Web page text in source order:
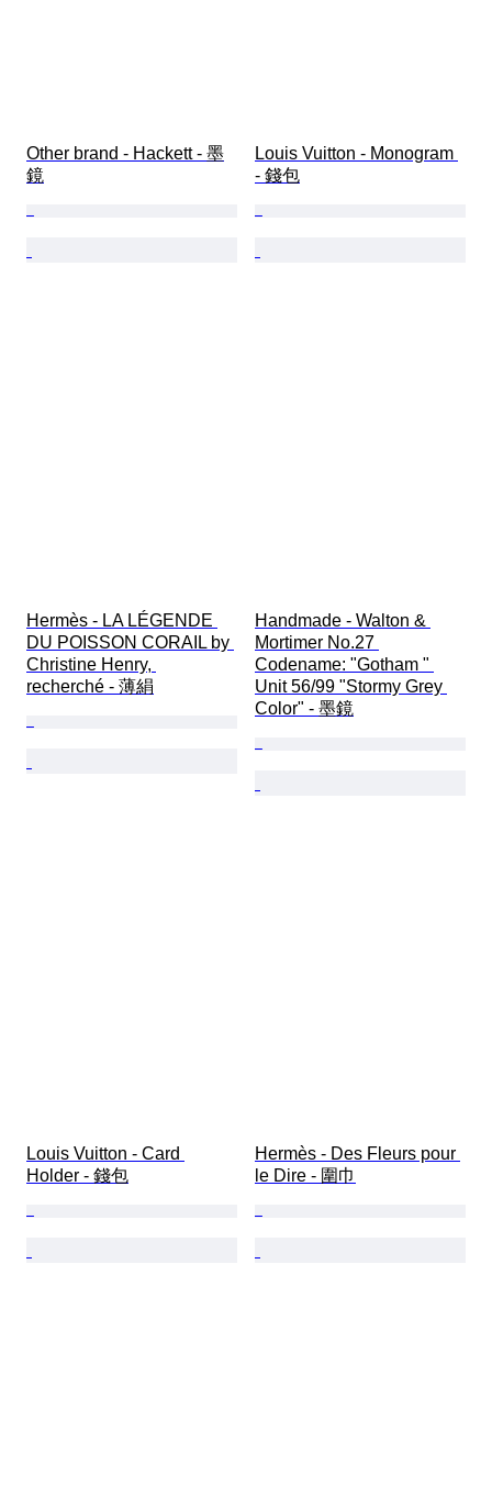
Other brand - Hackett - 墨
鏡
Louis Vuitton - Monogram
- 錢包
Hermès - LA LÉGENDE
DU POISSON CORAIL by
Christine Henry,
recherché - 薄絹
Handmade - Walton &
Mortimer No.27
Codename: "Gotham "
Unit 56/99 "Stormy Grey
Color" - 墨鏡
Louis Vuitton - Card
Holder - 錢包
Hermès - Des Fleurs pour
le Dire - 圍巾